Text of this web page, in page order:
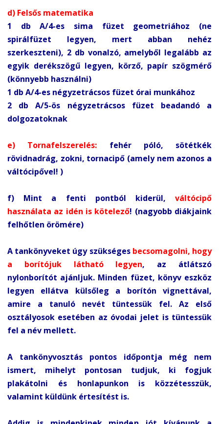
d) Felsős matematika
1 db A/4-es sima füzet geometriához (ne
spirálfüzet legyen, mert abban nehéz
szerkeszteni), 2 db vonalzó, amelyből legalább az
egyik derékszögű legyen, körző, papír szögmérő
(könnyebb használni)
1 db A/4-es négyzetrácsos füzet órai munkához
2 db A/5-ös négyzetrácsos füzet beadandó a
dolgozatoknak
e) Tornafelszerelés: fehér póló, sötétkék
rövidnadrág, zokni, tornacipő (amely nem azonos a
váltócipővel! )
f) Mint a fenti pontból kiderül, váltócipő
használata az idén is kötelező! (nagyobb diákjaink
felhőtlen örömére)
A tankönyveket úgy szükséges becsomagolni, hogy
a borítójuk látható legyen, az átlátszó
nylonborítót ajánljuk. Minden füzet, könyv eszköz
legyen ellátva külsőleg a borítón vignettával,
amire a tanuló nevét tüntessük fel. Az első
osztályosok esetében az óvodai jelet is tüntessük
fel a név mellett.
A tankönyvosztás pontos időpontja még nem
ismert, mihelyt pontosan tudjuk, ki fogjuk
plakátolni és honlapunkon is közzétesszük,
valamint küldünk értesítést is.